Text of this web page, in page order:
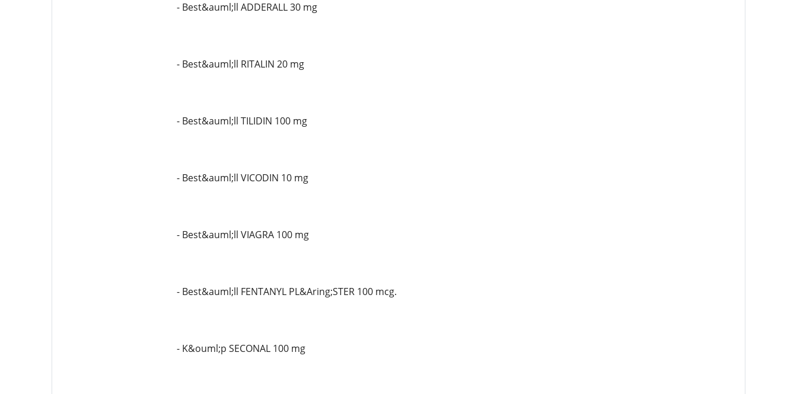
- Best&auml;ll ADDERALL 30 mg
- Best&auml;ll RITALIN 20 mg
- Best&auml;ll TILIDIN 100 mg
- Best&auml;ll VICODIN 10 mg
- Best&auml;ll VIAGRA 100 mg
- Best&auml;ll FENTANYL PL&Aring;STER 100 mcg.
- K&ouml;p SECONAL 100 mg